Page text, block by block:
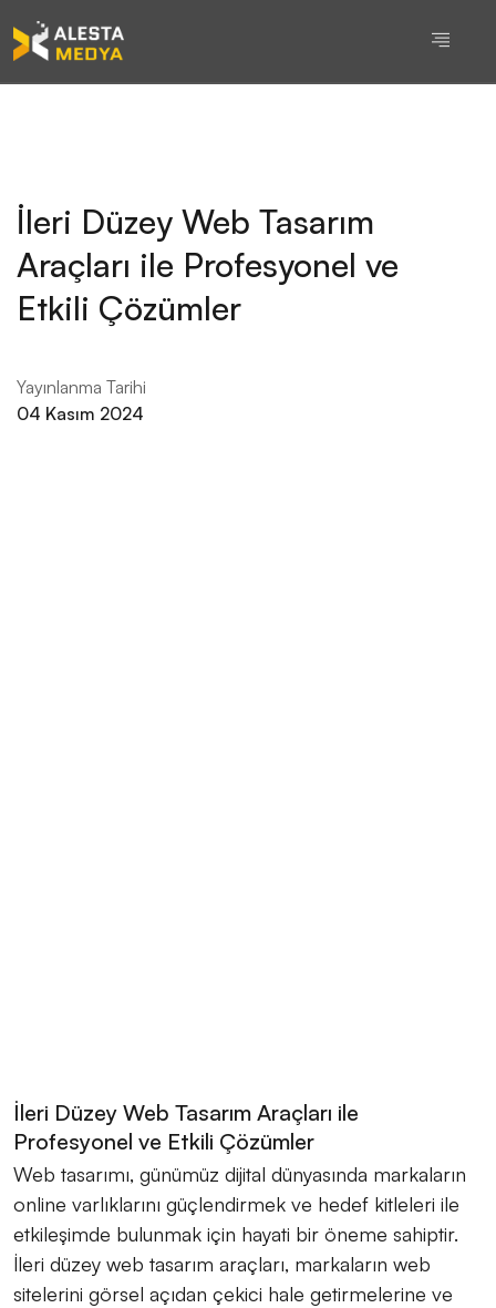
İleri Düzey Web Tasarım
Araçları ile Profesyonel ve
Etkili Çözümler
Yayınlanma Tarihi
04 Kasım 2024
İleri Düzey Web Tasarım Araçları ile
Profesyonel ve Etkili Çözümler
Web tasarımı, günümüz dijital dünyasında markaların
online varlıklarını güçlendirmek ve hedef kitleleri ile
etkileşimde bulunmak için hayati bir öneme sahiptir.
İleri düzey web tasarım araçları, markaların web
sitelerini görsel açıdan çekici hale getirmelerine ve